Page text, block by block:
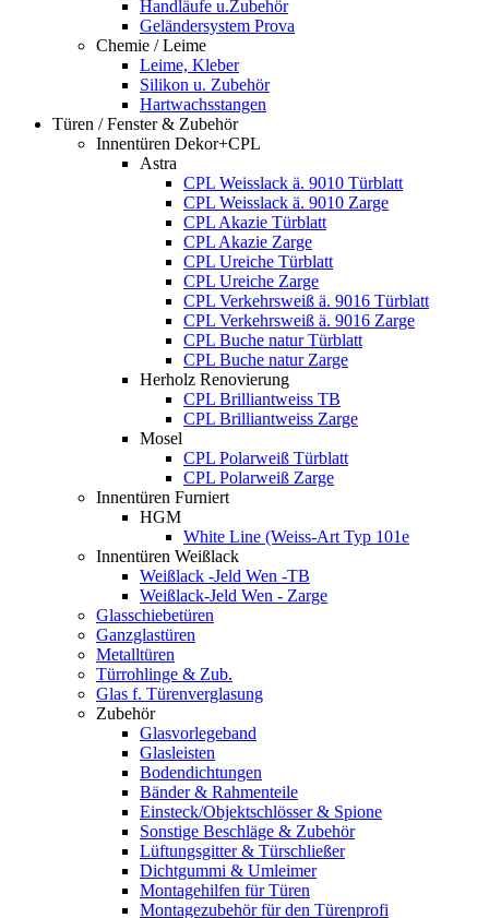
Handläufe u.Zubehör
Geländersystem Prova
Chemie / Leime
Leime, Kleber
Silikon u. Zubehör
Hartwachsstangen
Türen / Fenster & Zubehör
Innentüren Dekor+CPL
Astra
CPL Weisslack ä. 9010 Türblatt
CPL Weisslack ä. 9010 Zarge
CPL Akazie Türblatt
CPL Akazie Zarge
CPL Ureiche Türblatt
CPL Ureiche Zarge
CPL Verkehrsweiß ä. 9016 Türblatt
CPL Verkehrsweiß ä. 9016 Zarge
CPL Buche natur Türblatt
CPL Buche natur Zarge
Herholz Renovierung
CPL Brilliantweiss TB
CPL Brilliantweiss Zarge
Mosel
CPL Polarweiß Türblatt
CPL Polarweiß Zarge
Innentüren Furniert
HGM
White Line (Weiss-Art Typ 101e
Innentüren Weißlack
Weißlack -Jeld Wen -TB
Weißlack-Jeld Wen - Zarge
Glasschiebetüren
Ganzglastüren
Metalltüren
Türrohlinge & Zub.
Glas f. Türenverglasung
Zubehör
Glasvorlegeband
Glasleisten
Bodendichtungen
Bänder & Rahmenteile
Einsteck/Objektschlösser & Spione
Sonstige Beschläge & Zubehör
Lüftungsgitter & Türschließer
Dichtgummi & Umleimer
Montagehilfen für Türen
Montagezubehör für den Türenprofi